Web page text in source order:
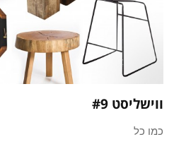
ווישליסט #9
כמו כל